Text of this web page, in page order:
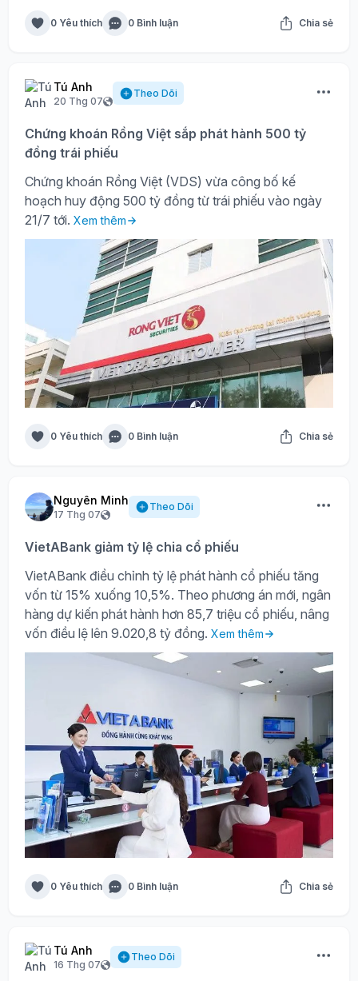
0 Yêu thích 0 Bình luận Chia sẻ
Tú Anh
20 Thg 07
Theo Dõi
Chứng khoán Rồng Việt sắp phát hành 500 tỷ
đồng trái phiếu
Chứng khoán Rồng Việt (VDS) vừa công bố kế
hoạch huy động 500 tỷ đồng từ trái phiếu vào ngày
21/7 tới. Xem thêm
0 Yêu thích 0 Bình luận Chia sẻ
Nguyên Minh
17 Thg 07
Theo Dõi
VietABank giảm tỷ lệ chia cổ phiếu
VietABank điều chỉnh tỷ lệ phát hành cổ phiếu tăng
vốn từ 15% xuống 10,5%. Theo phương án mới, ngân
hàng dự kiến phát hành hơn 85,7 triệu cổ phiếu, nâng
vốn điều lệ lên 9.020,8 tỷ đồng. Xem thêm
0 Yêu thích 0 Bình luận Chia sẻ
Tú Anh
16 Thg 07
Theo Dõi